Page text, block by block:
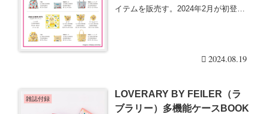
イテムを販売す。2024年2月が初登場
2024.08.19
雑誌付録
LOVERARY BY FEILER（ラ
ブラリー）多機能ケースBOOK